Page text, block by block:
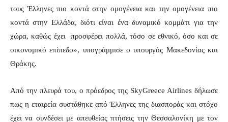
τους Έλληνες πιο κοντά στην ομογένεια και την ομογένεια πιο
κοντά στην Ελλάδα, διότι είναι ένα δυναμικό κομμάτι για την
χώρα, καθώς έχει προσφέρει πολλά, τόσο σε εθνικό, όσο και σε
οικονομικό επίπεδο», υπογράμμισε ο υπουργός Μακεδονίας και
Θράκης.
Από την πλευρά του, ο πρόεδρος της SkyGreece Airlines δήλωσε
πως η εταιρεία συστάθηκε από Έλληνες της διασποράς και στόχο
έχει να συνδέσει με απευθείας πτήσεις την Θεσσαλονίκη με τον